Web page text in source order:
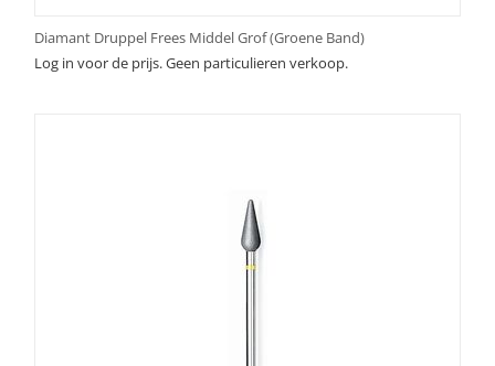
Diamant Druppel Frees Middel Grof (Groene Band)
Log in voor de prijs. Geen particulieren verkoop.